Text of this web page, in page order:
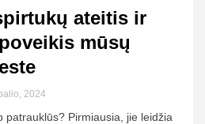
ateitis ir
mūsų
2024
patrauklūs? Pirmiausia, jie leidžia